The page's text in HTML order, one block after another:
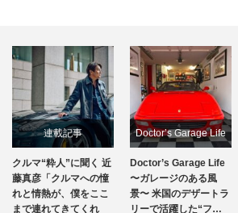
連載記事
クルマ粋人に聞く
クルマ“粋人”に聞く 近
藤真彦「クルマへの憧
れと情熱が、僕をここ
まで連れてきてくれ
Doctor’s Garage Life
連載記事
Doctor’s Garage Life
〜ガレージのある風
景〜 米国のデザートラ
リーで活躍した“フ…